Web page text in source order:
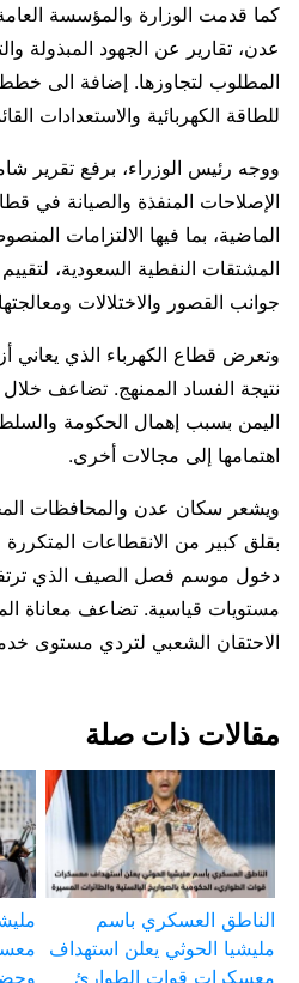
كما قدمت الوزارة والمؤسسة
عدن، تقارير عن الجهود المبذولة
المطلوب لتجاوزها. إضافة الى خطط
للطاقة الكهربائية والاستعدادات
ووجه رئيس الوزراء، برفع تقرير
الإصلاحات المنفذة والصيانة في
الماضية، بما فيها الالتزامات
المشتقات النفطية السعودية،
جوانب القصور والاختلالات
وتعرض قطاع الكهرباء الذي يعاني
نتيجة الفساد الممنهج. تضاعف
اليمن بسبب إهمال الحكومة
اهتمامها إلى مجالات أخرى.
ويشعر سكان عدن والمحافظات
بقلق كبير من الانقطاعات
دخول موسم فصل الصيف الذي
مستويات قياسية. تضاعف معاناة
الاحتقان الشعبي لتردي مستوى
مقالات ذات صلة
الناطق العسكري باسم
مليشيا الحوثي يعلن استهداف
معسكرات قوات الطوارئ